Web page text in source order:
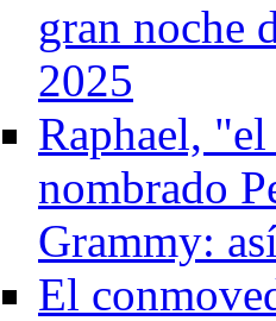
gran noche
2025
Raphael,
nombrado
Grammy:
El